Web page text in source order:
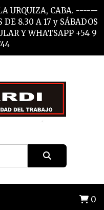
URQUIZA, CABA. ------
DE 8.30 A 17 y SÁBADOS
Y WHATSAPP +54 9
0